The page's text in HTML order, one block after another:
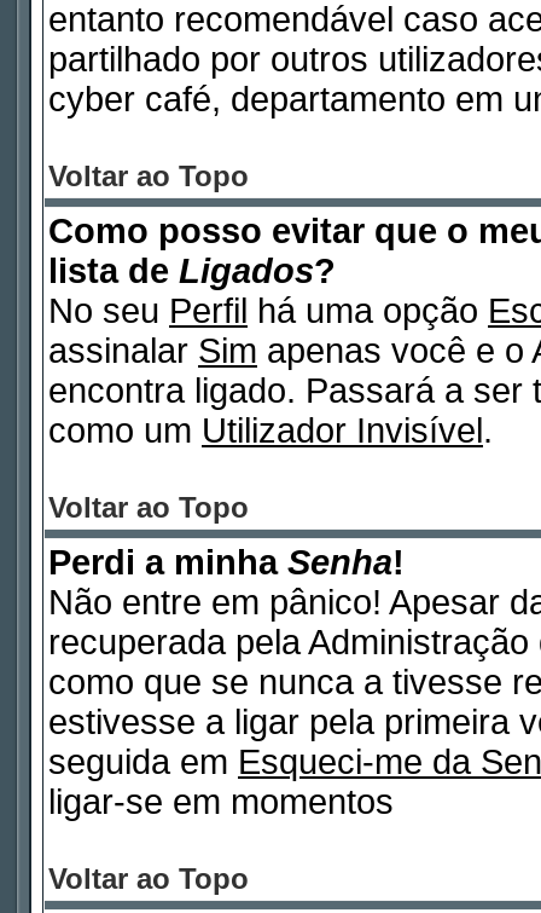
entanto recomendável caso
partilhado por outros
cyber café, departamento em
Voltar ao Topo
Como posso evitar que o
lista de Ligados?
No seu Perfil há uma opção
assinalar Sim apenas você e o
encontra ligado. Passará a ser
como um Utilizador Invisível.
Voltar ao Topo
Perdi a minha Senha!
Não entre em pânico! Apesar
recuperada pela
como que se nunca a tivesse
estivesse a ligar pela primeira
seguida em Esqueci-me da
ligar-se em momentos
Voltar ao Topo